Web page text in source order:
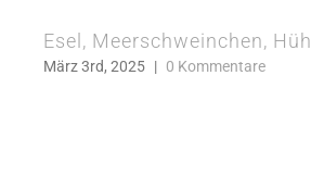
Esel, Meerschweinchen,
März 3rd, 2025 | 0 Kommentare